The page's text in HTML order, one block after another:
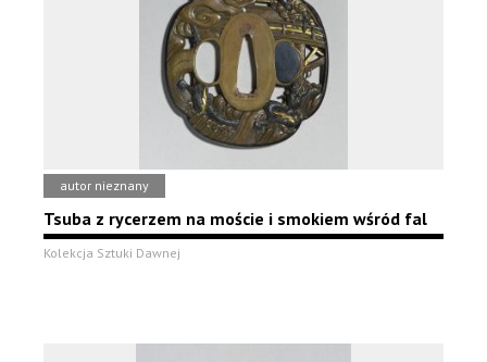
autor nieznany
Tsuba z rycerzem na moście i smokiem wśród fal
Kolekcja Sztuki Dawnej